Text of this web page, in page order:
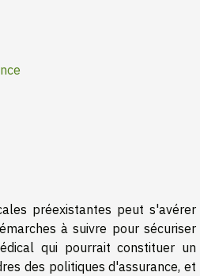
préexistantes peut s'avérer
à suivre pour sécuriser
qui pourrait constituer un
des politiques d'assurance, et